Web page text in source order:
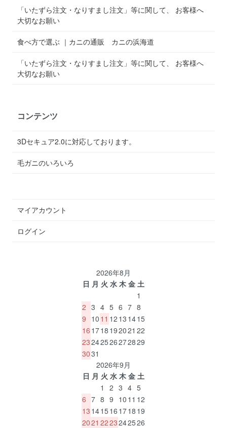
「いたずら注文・なりすまし注文」等に関して、 お客様へ
大切なお願い
食べ方で選ぶ ｜カニの通販 カニの浜海道
「いたずら注文・なりすまし注文」等に関して、 お客様へ
大切なお願い
コンテンツ
3Dセキュア2.0に対応しております。
毛ガニのいろいろ
マイアカウント
ログイン
2026年8月
日 月 火 水 木 金 土
1
2 3 4 5 6 7 8
9 10 11 12 13 1415
16 1718 192021 22
23242526272829
3031
2026年9月
日 月 火 水 木 金 土
1
2 3 4 5
6 7 8 9 10 11 12
13 1415 16 1718 19
2021 2223242526